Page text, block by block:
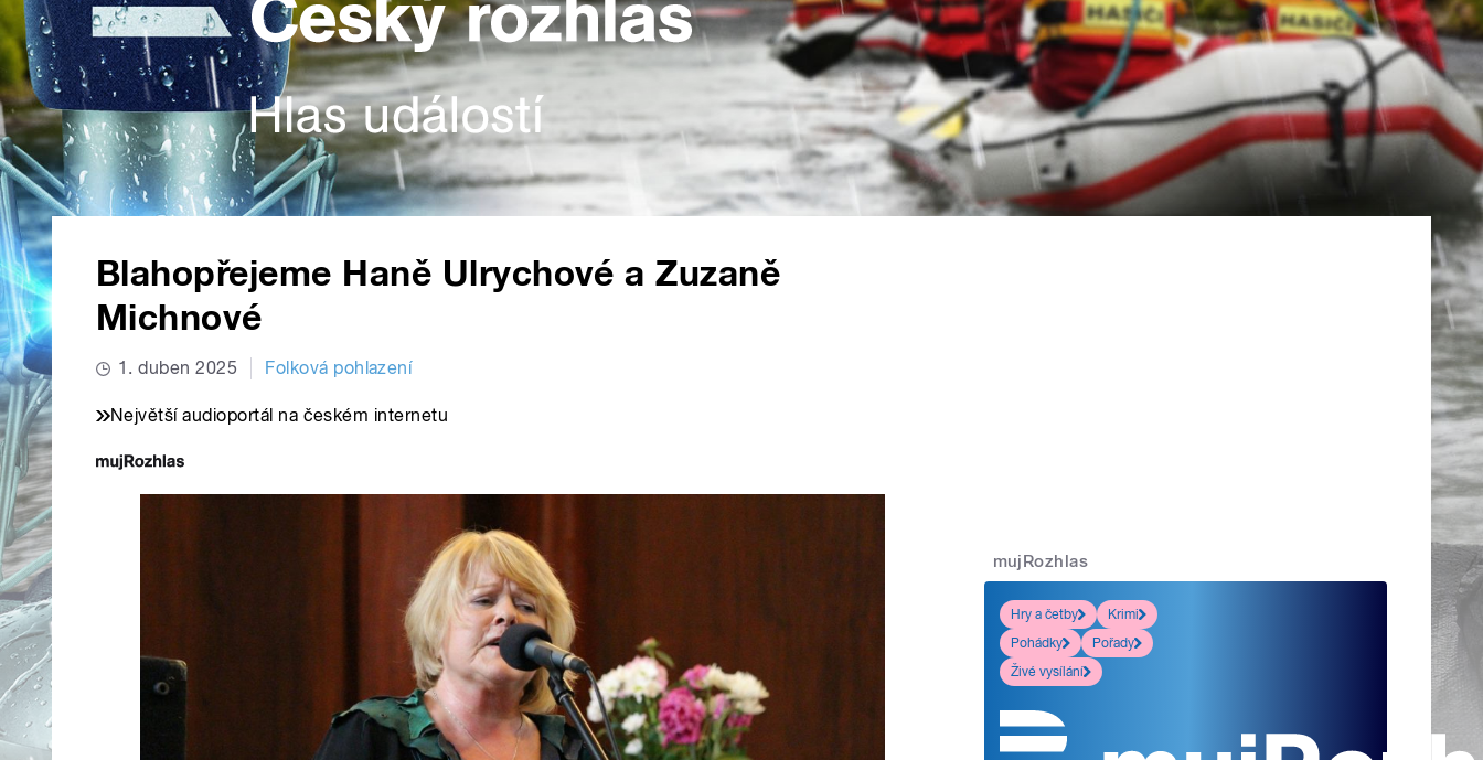
Blahopřejeme Haně Ulrychové a Zuzaně
Michnové
1. duben 2025 Folková pohlazení
Největší audioportál na českém internetu
mujRozhlas
Hry a četby
Krimi
Pohádky
Pořady
Živé vysílání